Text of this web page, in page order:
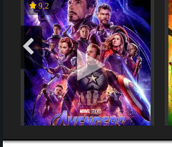
9,2